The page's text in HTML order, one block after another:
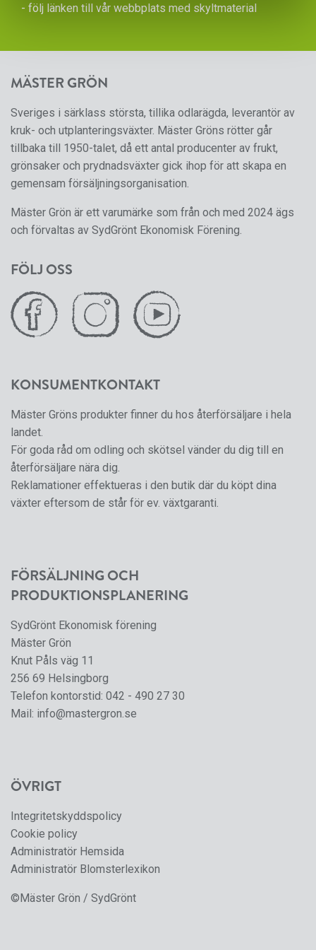
- följ länken till vår webbplats med skyltmaterial
MÄSTER GRÖN
Sveriges i särklass största, tillika odlarägda, leverantör av
kruk- och utplanteringsväxter. Mäster Gröns rötter går
tillbaka till 1950-talet, då ett antal producenter av frukt,
grönsaker och prydnadsväxter gick ihop för att skapa en
gemensam försäljningsorganisation.
Mäster Grön är ett varumärke som från och med 2024 ägs
och förvaltas av SydGrönt Ekonomisk Förening.
FÖLJ OSS
KONSUMENTKONTAKT
Mäster Gröns produkter finner du hos återförsäljare i hela
landet.
För goda råd om odling och skötsel vänder du dig till en
återförsäljare nära dig.
Reklamationer effektueras i den butik där du köpt dina
växter eftersom de står för ev. växtgaranti.
FÖRSÄLJNING OCH
PRODUKTIONSPLANERING
SydGrönt Ekonomisk förening
Mäster Grön
Knut Påls väg 11
256 69 Helsingborg
Telefon kontorstid: 042 - 490 27 30
Mail: info@mastergron.se
ÖVRIGT
Integritetskyddspolicy
Cookie policy
Administratör Hemsida
Administratör Blomsterlexikon
©Mäster Grön / SydGrönt